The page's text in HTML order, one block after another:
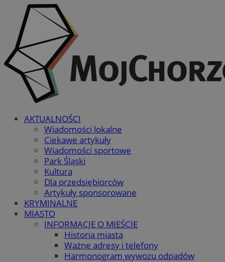
AKTUALNOŚCI
Wiadomości lokalne
Ciekawe artykuły
Wiadomości sportowe
Park Śląski
Kultura
Dla przedsiębiorców
Artykuły sponsorowane
KRYMINALNE
MIASTO
INFORMACJE O MIEŚCIE
Historia miasta
Ważne adresy i telefony
Harmonogram wywozu odpadów